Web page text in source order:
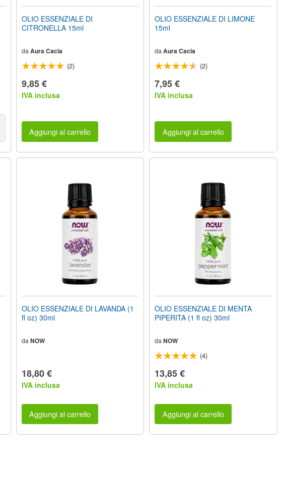
OLIO ESSENZIALE DI
CITRONELLA 15ml
da Aura Cacia
(2)
9,85 €
IVA inclusa
Aggiungi al carrello
OLIO ESSENZIALE DI LIMONE
15ml
daAura Cacia
(2)
7,95 €
IVA inclusa
Aggiungi al carrello
OLIO ESSENZIALE DI LAVANDA (1
fl oz) 30ml
da NOW
18,80 €
IVA inclusa
Aggiungi al carrello
OLIO ESSENZIALE DI MENTA
PIPERITA (1 fl oz) 30ml
da NOW
(4)
13,85 €
IVA inclusa
Aggiungi al carrello